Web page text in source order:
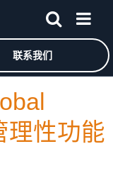
联系我们
理性功能